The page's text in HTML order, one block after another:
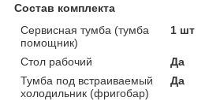
Состав комплекта
Сервисная тумба (тумба
помощник)
1 шт
Стол рабочий
Да
Тумба под встраиваемый
холодильник (фригобар)
Да